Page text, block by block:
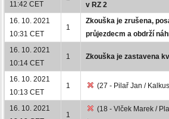
11:42 CET
v RZ 2
16. 10. 2021
10:31 CET
1
Zkouška je zrušena,
průjezdecm a obdrží
16. 10. 2021
10:14 CET
1 Zkouška je zastavena
16. 10. 2021
10:13 CET
1 (27 - Pilař Jan /
16. 10. 2021
1
(18 - Vlček Marek /